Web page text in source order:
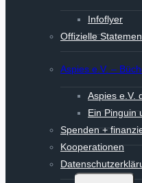
Infoflyer
Offizielle
Aspies e.V. –
Aspies e.V.
Ein Pinguin
Spenden +
Kooperationen